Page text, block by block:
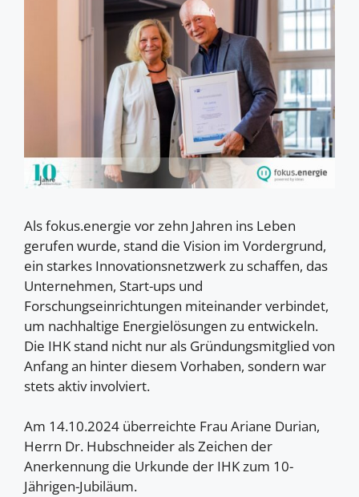
Als fokus.energie vor zehn Jahren ins Leben
gerufen wurde, stand die Vision im Vordergrund,
ein starkes Innovationsnetzwerk zu schaffen, das
Unternehmen, Start-ups und
Forschungseinrichtungen miteinander verbindet,
um nachhaltige Energielösungen zu entwickeln.
Die IHK stand nicht nur als Gründungsmitglied von
Anfang an hinter diesem Vorhaben, sondern war
stets aktiv involviert.
Am 14.10.2024 überreichte Frau Ariane Durian,
Herrn Dr. Hubschneider als Zeichen der
Anerkennung die Urkunde der IHK zum 10-
Jährigen-Jubiläum.